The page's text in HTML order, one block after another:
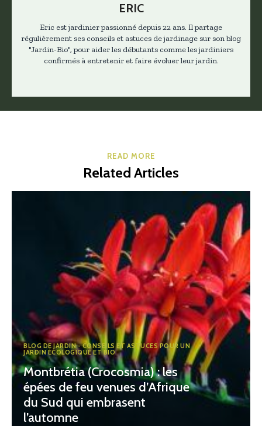
ERIC
Eric est jardinier passionné depuis 22 ans. Il partage
régulièrement ses conseils et astuces de jardinage sur son blog
"Jardin-Bio", pour aider les débutants comme les jardiniers
confirmés à entretenir et faire évoluer leur jardin.
READ MORE
Related Articles
BLOG DE JARDIN - CONSEILS ET ASTUCES POUR UN
JARDIN ÉCOLOGIQUE ET BIO
Montbrétia (Crocosmia) : les
épées de feu venues d’Afrique
du Sud qui embrasent
l’automne